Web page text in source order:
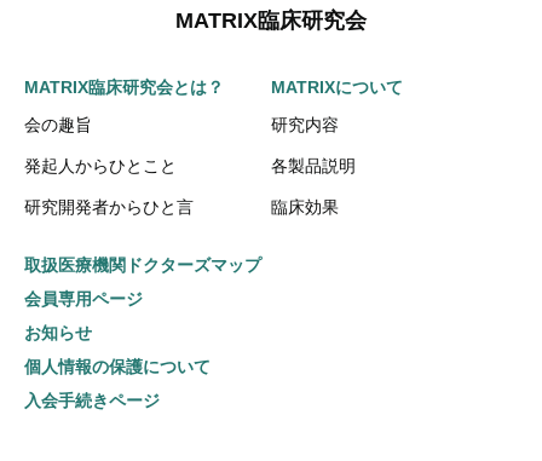
MATRIX臨床研究会
MATRIX臨床研究会とは？
会の趣旨
発起人からひとこと
研究開発者からひと言
MATRIXについて
研究内容
各製品説明
臨床効果
取扱医療機関ドクターズマップ
会員専用ページ
お知らせ
個人情報の保護について
入会手続きページ